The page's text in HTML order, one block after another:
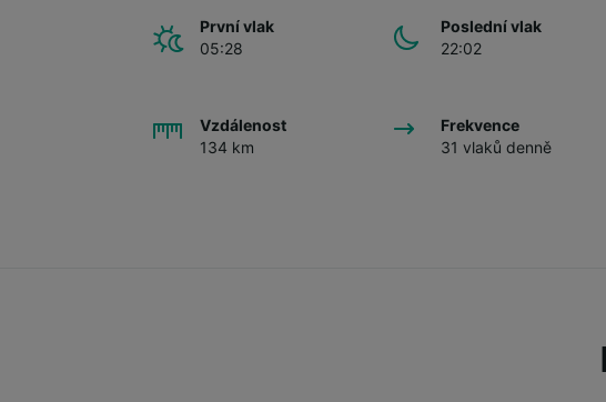
První vlak
05:28
Poslední vlak
22:02
Vzdálenost
134 km
Frekvence
31 vlaků denně